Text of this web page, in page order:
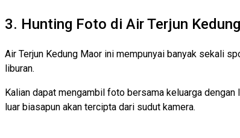
3. Hunting Foto di Air Terjun
Air Terjun Kedung Maor ini mempunyai banyak sekali
liburan.
Kalian dapat mengambil foto bersama keluarga
luar biasapun akan tercipta dari sudut kamera.